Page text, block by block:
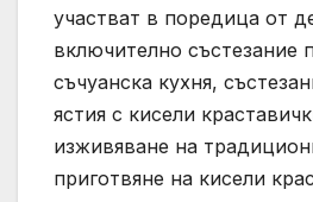
участват в поредица от
включително състезание
съчуанска кухня,
ястия с кисели
изживяване на
приготвяне на кисели